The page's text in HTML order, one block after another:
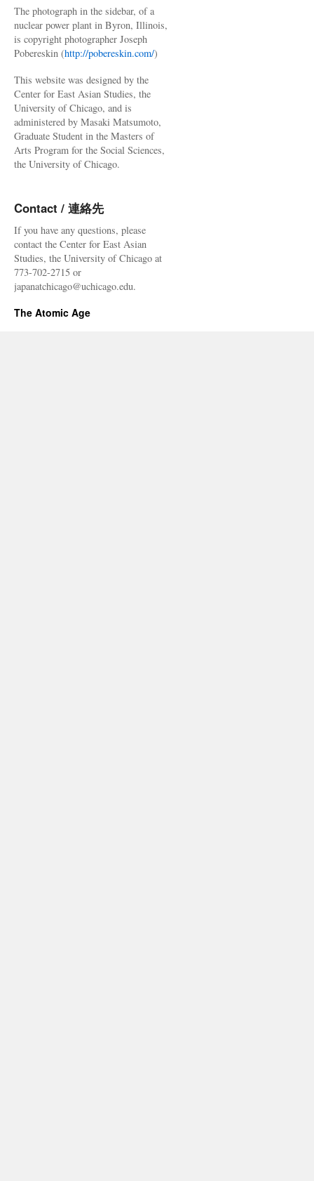
The photograph in the sidebar, of a
nuclear power plant in Byron, Illinois,
is copyright photographer Joseph
Pobereskin (http://pobereskin.com/)
This website was designed by the
Center for East Asian Studies, the
University of Chicago, and is
administered by Masaki Matsumoto,
Graduate Student in the Masters of
Arts Program for the Social Sciences,
the University of Chicago.
Contact / 連絡先
If you have any questions, please
contact the Center for East Asian
Studies, the University of Chicago at
773-702-2715 or
japanatchicago@uchicago.edu.
The Atomic Age